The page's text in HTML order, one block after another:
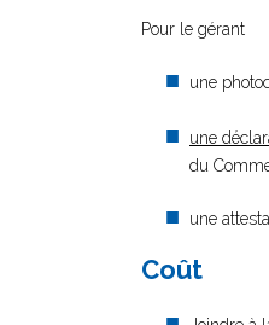
Pour le gérant
une
une
du
une
Coût